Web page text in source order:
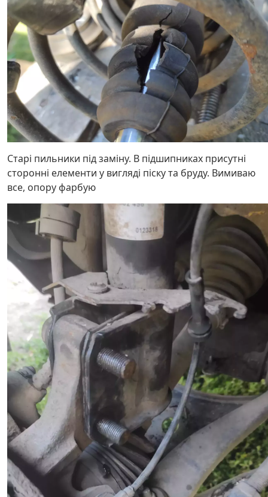
Старі пильники під заміну. В підшипниках присутні
сторонні елементи у вигляді піску та бруду. Вимиваю
все, опору фарбую